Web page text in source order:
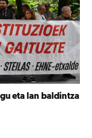
eta lan baldintza